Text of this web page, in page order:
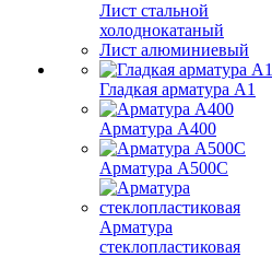
Лист стальной
холоднокатаный
Лист алюминиевый
Гладкая арматура А1
Арматура А400
Арматура A500C
Арматура
стеклопластиковая